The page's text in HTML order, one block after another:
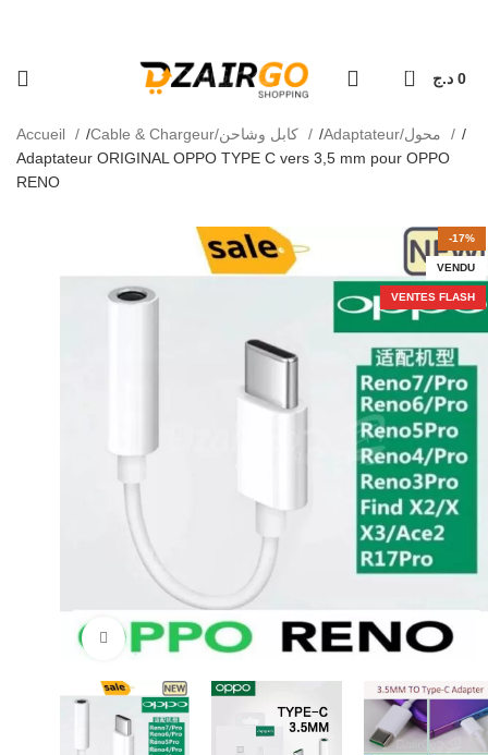
0 0 د.ج
Accueil
Adaptateur ORIGINAL OPPO TYPE C vers 3,5 mm pour OPPO
RENO
-17%
VENDU
VENTES FLASH
Cliquez pour agrandir